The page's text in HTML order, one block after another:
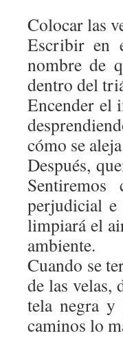
Colocar las
Escribir en
nombre de
dentro del
Encender el
cómo se
Después,
perjudicial
limpiará el
ambiente.
Cuando se
de las velas,
tela negra
caminos lo